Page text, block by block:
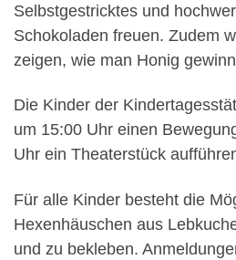
Selbstgestricktes und
Schokoladen freuen. Zudem
zeigen, wie man Honig
Die Kinder der
um 15:00 Uhr einen
Uhr ein Theaterstück
Für alle Kinder besteht die
Hexenhäuschen aus
und zu bekleben.